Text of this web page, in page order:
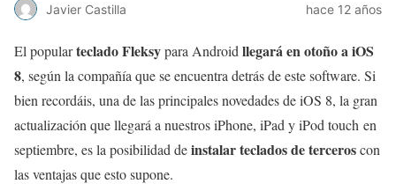
Javier Castilla hace 12 años
El popularteclado Fleksypara Android llegará en otoño a iOS
8, según la compañía que se encuentra detrás de este software. Si
bien recordáis, una de las principales novedades de iOS 8, la gran
actualización que llegará a nuestros iPhone, iPad y iPod touch en
septiembre, es la posibilidad deinstalar teclados de terceroscon
las ventajas que esto supone.